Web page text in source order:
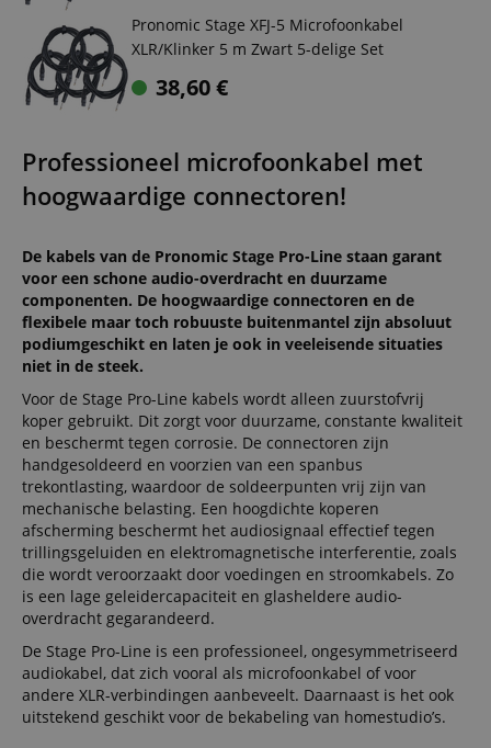
Pronomic Stage XFJ-5 Microfoonkabel
XLR/Klinker 5 m Zwart 5-delige Set
38,60€
Professioneel microfoonkabel met
hoogwaardige connectoren!
De kabels van de Pronomic Stage Pro-Line staan garant
voor een schone audio-overdracht en duurzame
componenten. De hoogwaardige connectoren en de
flexibele maar toch robuuste buitenmantel zijn absoluut
podiumgeschikt en laten je ook in veeleisende situaties
niet in de steek.
Voor de Stage Pro-Line kabels wordt alleen zuurstofvrij
koper gebruikt. Dit zorgt voor duurzame, constante kwaliteit
en beschermt tegen corrosie. De connectoren zijn
handgesoldeerd en voorzien van een spanbus
trekontlasting, waardoor de soldeerpunten vrij zijn van
mechanische belasting. Een hoogdichte koperen
afscherming beschermt het audiosignaal effectief tegen
trillingsgeluiden en elektromagnetische interferentie, zoals
die wordt veroorzaakt door voedingen en stroomkabels. Zo
is een lage geleidercapaciteit en glasheldere audio-
overdracht gegarandeerd.
De Stage Pro-Line is een professioneel, ongesymmetriseerd
audiokabel, dat zich vooral als microfoonkabel of voor
andere XLR-verbindingen aanbeveelt. Daarnaast is het ook
uitstekend geschikt voor de bekabeling van homestudio’s.